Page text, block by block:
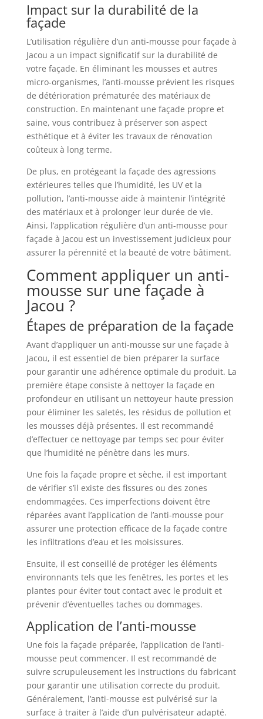
Impact sur la durabilité de la
façade
L’utilisation régulière d’un anti-mousse pour façade à
Jacou a un impact significatif sur la durabilité de
votre façade. En éliminant les mousses et autres
micro-organismes, l’anti-mousse prévient les risques
de détérioration prématurée des matériaux de
construction. En maintenant une façade propre et
saine, vous contribuez à préserver son aspect
esthétique et à éviter les travaux de rénovation
coûteux à long terme.
De plus, en protégeant la façade des agressions
extérieures telles que l’humidité, les UV et la
pollution, l’anti-mousse aide à maintenir l’intégrité
des matériaux et à prolonger leur durée de vie.
Ainsi, l’application régulière d’un anti-mousse pour
façade à Jacou est un investissement judicieux pour
assurer la pérennité et la beauté de votre bâtiment.
Comment appliquer un anti-
mousse sur une façade à
Jacou ?
Étapes de préparation de la façade
Avant d’appliquer un anti-mousse sur une façade à
Jacou, il est essentiel de bien préparer la surface
pour garantir une adhérence optimale du produit. La
première étape consiste à nettoyer la façade en
profondeur en utilisant un nettoyeur haute pression
pour éliminer les saletés, les résidus de pollution et
les mousses déjà présentes. Il est recommandé
d’effectuer ce nettoyage par temps sec pour éviter
que l’humidité ne pénètre dans les murs.
Une fois la façade propre et sèche, il est important
de vérifier s’il existe des fissures ou des zones
endommagées. Ces imperfections doivent être
réparées avant l’application de l’anti-mousse pour
assurer une protection efficace de la façade contre
les infiltrations d’eau et les moisissures.
Ensuite, il est conseillé de protéger les éléments
environnants tels que les fenêtres, les portes et les
plantes pour éviter tout contact avec le produit et
prévenir d’éventuelles taches ou dommages.
Application de l’anti-mousse
Une fois la façade préparée, l’application de l’anti-
mousse peut commencer. Il est recommandé de
suivre scrupuleusement les instructions du fabricant
pour garantir une utilisation correcte du produit.
Généralement, l’anti-mousse est pulvérisé sur la
surface à traiter à l’aide d’un pulvérisateur adapté.